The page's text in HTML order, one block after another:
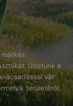
Üzletünk a
vár
területéről,